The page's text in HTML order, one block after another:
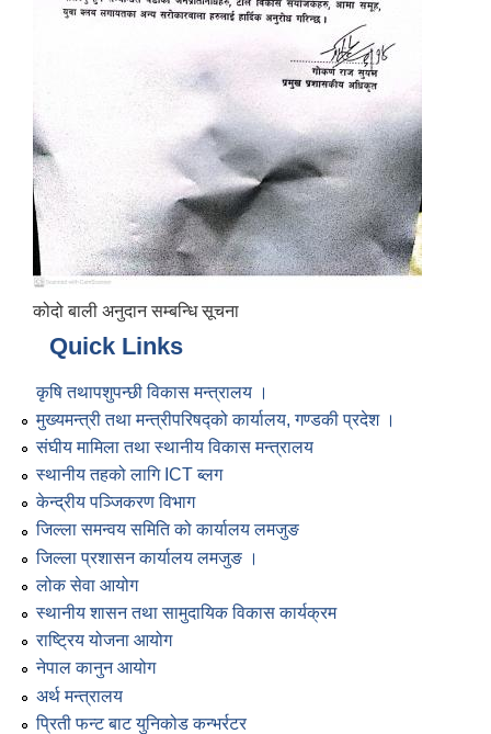
कोदो बाली अनुदान सम्बन्धि सूचना
Quick Links
कृषि तथापशुपन्छी विकास मन्त्रालय ।
मुख्यमन्त्री तथा मन्त्रीपरिषद्को कार्यालय, गण्डकी प्रदेश ।
संघीय मामिला तथा स्थानीय विकास मन्त्रालय
स्थानीय तहको लागि ICT ब्लग
केन्द्रीय पञ्जिकरण विभाग
जिल्ला समन्वय समिति को कार्यालय लमजुङ
जिल्ला प्रशासन कार्यालय लमजुङ ।
लोक सेवा आयोग
स्थानीय शासन तथा सामुदायिक विकास कार्यक्रम
राष्ट्रिय योजना आयोग
नेपाल कानुन आयोग
अर्थ मन्त्रालय
प्रिती फन्ट बाट युनिकोड कन्भर्रटर